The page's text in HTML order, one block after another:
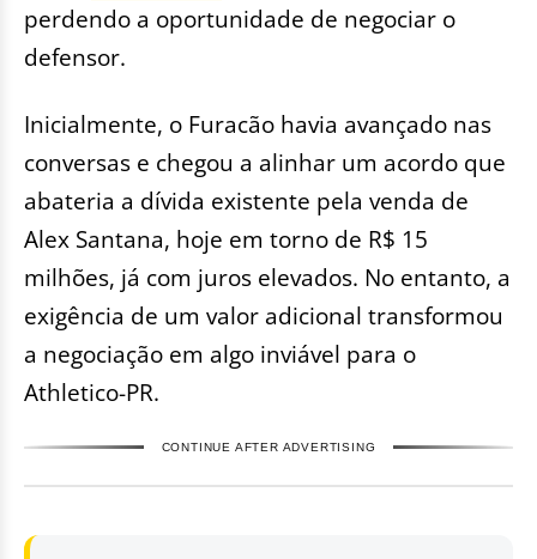
perdendo a oportunidade de negociar o
defensor.
Inicialmente, o Furacão havia avançado nas
conversas e chegou a alinhar um acordo que
abateria a dívida existente pela venda de
Alex Santana, hoje em torno de R$ 15
milhões, já com juros elevados. No entanto, a
exigência de um valor adicional transformou
a negociação em algo inviável para o
Athletico-PR.
CONTINUE AFTER ADVERTISING